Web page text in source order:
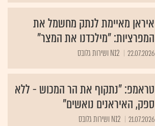
איראן מאיימת לנתק מחשמל את
המפרציות: "מילכדנו את המצר"
22.07.2026 N12 ושירות גלובס
טראמפ: "נתקוף את הר המכוש - ללא
ספק, האיראנים נואשים"
21.07.2026 N12 ושירות גלובס